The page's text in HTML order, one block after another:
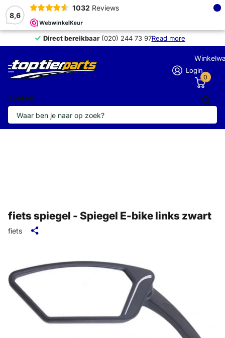
8,6
1032 Reviews ×
Direct bereikbaar(020) 244 73 97Read more
Direct bereikbaar
Zoeken
Login
0
fiets spiegel - Spiegel E-bike links zwart
fiets